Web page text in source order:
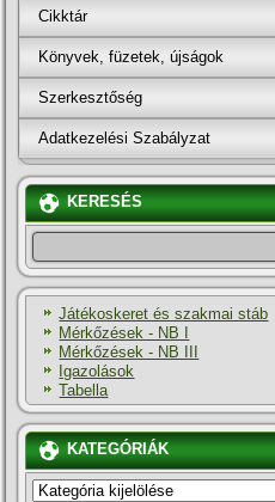
Cikktár
Könyvek, füzetek, újságok
Szerkesztőség
Adatkezelési Szabályzat
KERESÉS
Játékoskeret és szakmai stáb
Mérkőzések - NB I
Mérkőzések - NB III
Igazolások
Tabella
KATEGÓRIÁK
KATEGÓRIÁK